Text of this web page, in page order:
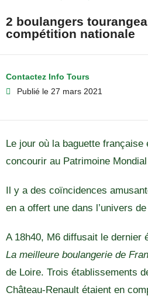
2 boulangers
compétition nationale
Contactez Info Tours
Publié le 27 mars 2021
Le jour où la baguette française
concourir au Patrimoine Mondial
Il y a des coïncidences
en a offert une dans l’univers
A 18h40, M6 diffusait le dernier
La meilleure boulangerie de
de Loire. Trois établissements
Château-Renault étaient en